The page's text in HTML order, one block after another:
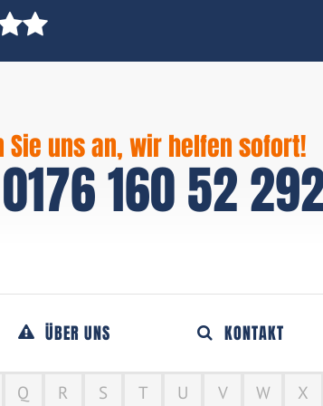
Sie uns an, wir helfen sofort!
0176 160 52
ÜBER UNS KONTAKT
Q R S T U V W X